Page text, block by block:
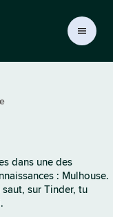
dans une des
: Mulhouse.
sur Tinder, tu